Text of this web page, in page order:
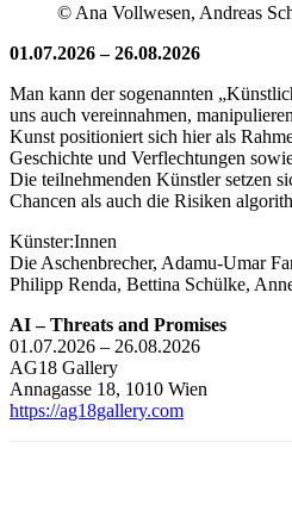
© Ana Vollwesen, Andreas
01.07.2026 – 26.08.2026
Man kann der sogenannten
uns auch vereinnahmen,
Kunst positioniert sich hier als
Geschichte und Verflechtungen
Die teilnehmenden Künstler setzen
Chancen als auch die Risiken
Künster:Innen
Die Aschenbrecher, Adamu-Umar
Philipp Renda, Bettina Schülke,
AI – Threats and Promises
01.07.2026 – 26.08.2026
AG18 Gallery
Annagasse 18, 1010 Wien
https://ag18gallery.com